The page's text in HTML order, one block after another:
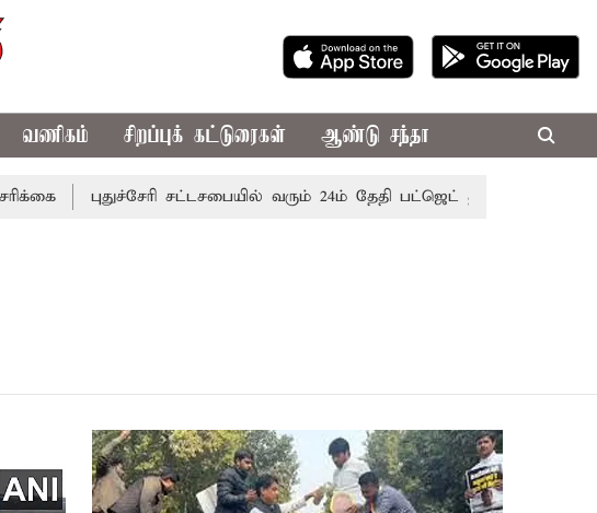
வணிகம் சிறப்புக் கட்டுரைகள் ஆண்டு சந்தா
புதுச்சேரி சட்டசபையில் வரும் 24ம் தேதி பட்ஜெட் தாக்கல் செய்கிறார்